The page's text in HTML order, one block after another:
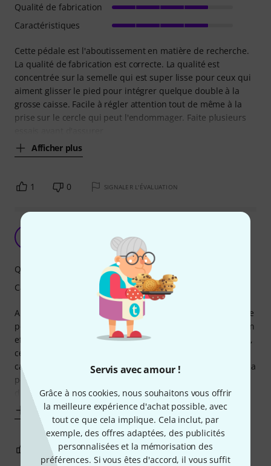
Servis avec amour !
Grâce à nos cookies, nous souhaitons vous offrir
la meilleure expérience d'achat possible, avec
tout ce que cela implique. Cela inclut, par
exemple, des offres adaptées, des publicités
personnalisées et la mémorisation des
préférences. Si vous êtes d'accord, il vous suffit
Cette pédale est l'aboutissement en matière de recherche.
La qualité de fabrication est correcte. La qualité est
concentrée sur la semelle qui est super lisse pour ceux qui
aiment glisser le pied pour intégrer quelque double à la
grosse caisse. Facile à régler attention tout de même à la
prise sur le cercle qui peut l'endommager. Faite plusieurs
Afficher plus
Qualité de fabrication
Caractéristiques
1 0 SIGNALER L'ÉVALUATION
stephane5296 25.11.2013
Après avoir trouvé les réglages qui me correspondent, cette
pédale se révèle très sensitive et réactive. La réponse est en
effet très rapide, en gardant une tension de ressort souple,
ceux qui utilisent le talon-pointe pour doubler la grosse
caisse seront ravis ! On sent beaucoup moins la masse de la
pédale et l'inertie de la batte que sur une autre pédale,
donc moins
Afficher plus
Qualité de fabrication
Caractéristiques
0 SIGNALER L'ÉVALUATION